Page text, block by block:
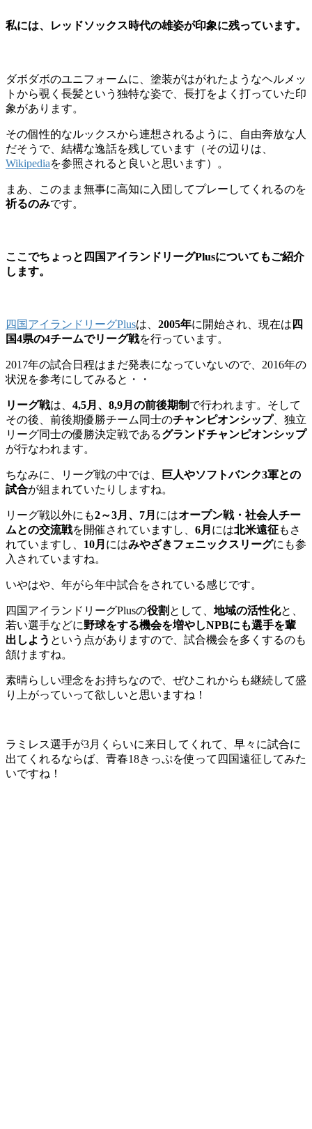
私には、レッドソックス時代の雄姿が印象に残っています。
ダボダボのユニフォームに、塗装がはがれたようなヘルメッ
トから覗く長髪という独特な姿で、長打をよく打っていた印
象があります。
その個性的なルックスから連想されるように、自由奔放な人
だそうで、結構な逸話を残しています（その辺りは、
Wikipediaを参照されると良いと思います）。
まあ、このまま無事に高知に入団してプレーしてくれるのを
祈るのみです。
ここでちょっと四国アイランドリーグPlusについてもご紹介
します。
四国アイランドリーグPlusは、 2005年に開始され、現在は 四
国4県の4チームでリーグ戦を行っています。
2017年の試合日程はまだ発表になっていないので、2016年の
状況を参考にしてみると・・
リーグ戦は、 4,5月、8,9月の前後期制 で行われます。そして
その後、前後期優勝チーム同士のチャンピオンシップ、独立
リーグ同士の優勝決定戦であるグランドチャンピオンシップ
が行なわれます。
ちなみに、リーグ戦の中では、
巨人やソフトバンク3軍との
試合が組まれていたりしますね。
リーグ戦以外にも2～3月、7月 にはオープン戦・社会人チー
ムとの交流戦を開催されていますし、 6月 には北米遠征もさ
れていますし、 10月 にはみやざきフェニックスリーグにも参
入されていますね。
いやはや、年がら年中試合をされている感じです。
四国アイランドリーグPlusの役割 として、 地域の活性化と、
若い選手などに野球をする機会を増やしNPBにも選手を輩
出しよう という点がありますので、試合機会を多くするのも
頷けますね。
素晴らしい理念をお持ちなので、ぜひこれからも継続して盛
り上がっていって欲しいと思いますね！
ラミレス選手が3月くらいに来日してくれて、早々に試合に
出てくれるならば、青春18きっぷを使って四国遠征してみた
いですね！